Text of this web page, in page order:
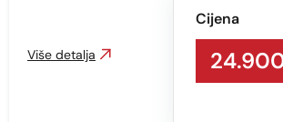
Max
Cijena
Više detalja